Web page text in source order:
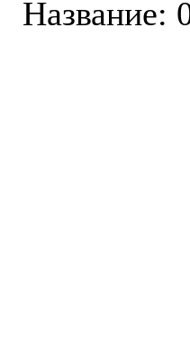
Название: